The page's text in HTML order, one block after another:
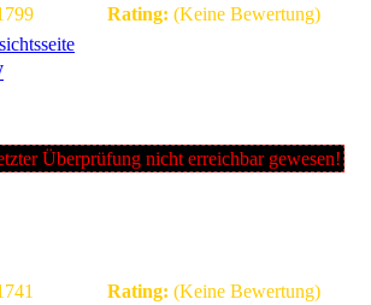
Rating: (Keine Bewertung)
Überprüfung nicht erreichbar gewesen!
Rating: (Keine Bewertung)